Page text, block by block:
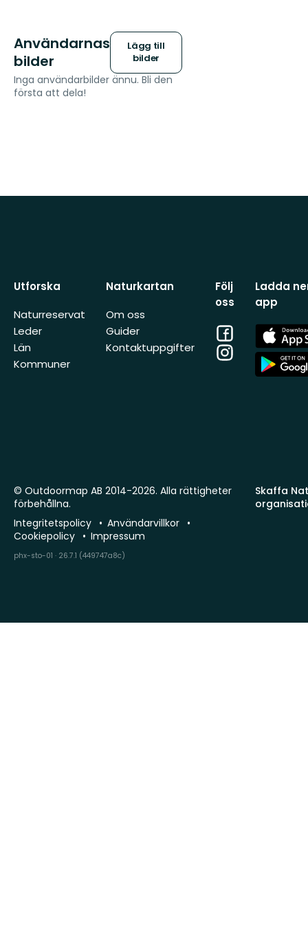
Användarnas
bilder
Lägg till
bilder
Inga användarbilder ännu. Bli den
första att dela!
Utforska
Naturreservat
Leder
Län
Kommuner
Naturkartan
Om oss
Guider
Kontaktuppgifter
Följ
oss
Facebook
Instagram
Ladda
app
App
Store
App
Store
Skaffa
© Outdoormap AB 2014-2026. Alla rättigheter
förbehållna.
Integritetspolicy
Användarvillkor
Cookiepolicy
Impressum
phx-sto-01 · 26.7.1 (449747a8c)